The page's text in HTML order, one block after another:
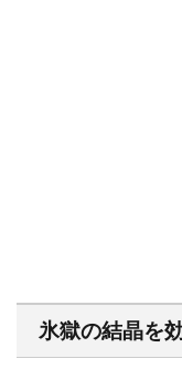
氷獄の結晶を